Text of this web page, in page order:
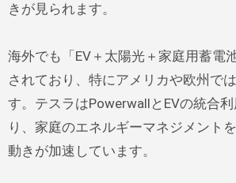
きが見られます。
海外でも「EV＋太陽光＋家庭用蓄電
されており、特にアメリカや欧州で
す。テスラはPowerwallとEVの統合
り、家庭のエネルギーマネジメント
動きが加速しています。